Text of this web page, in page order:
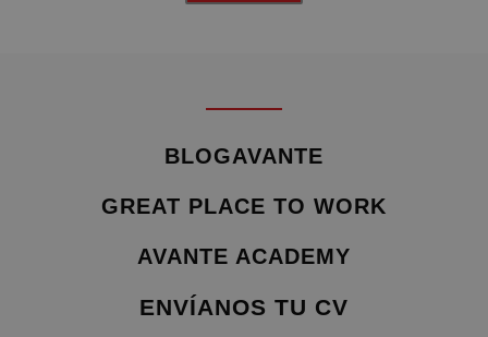
BLOGAVANTE
GREAT PLACE TO WORK
AVANTE ACADEMY
ENVÍANOS TU CV